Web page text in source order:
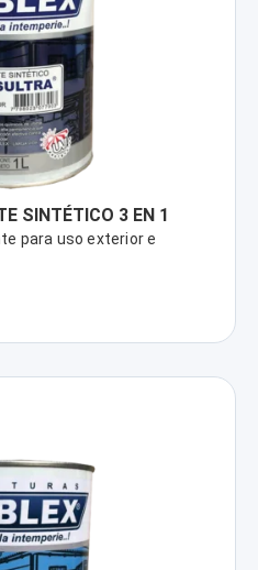
SINTÉTICO 3 EN 1
para uso exterior e